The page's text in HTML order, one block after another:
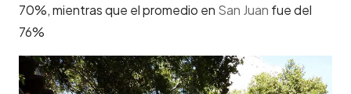
70%, mientras que el promedio en San Juan fue del
76%